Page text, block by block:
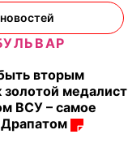
вторым
золотой медалист
ВСУ – самое
Драпатом